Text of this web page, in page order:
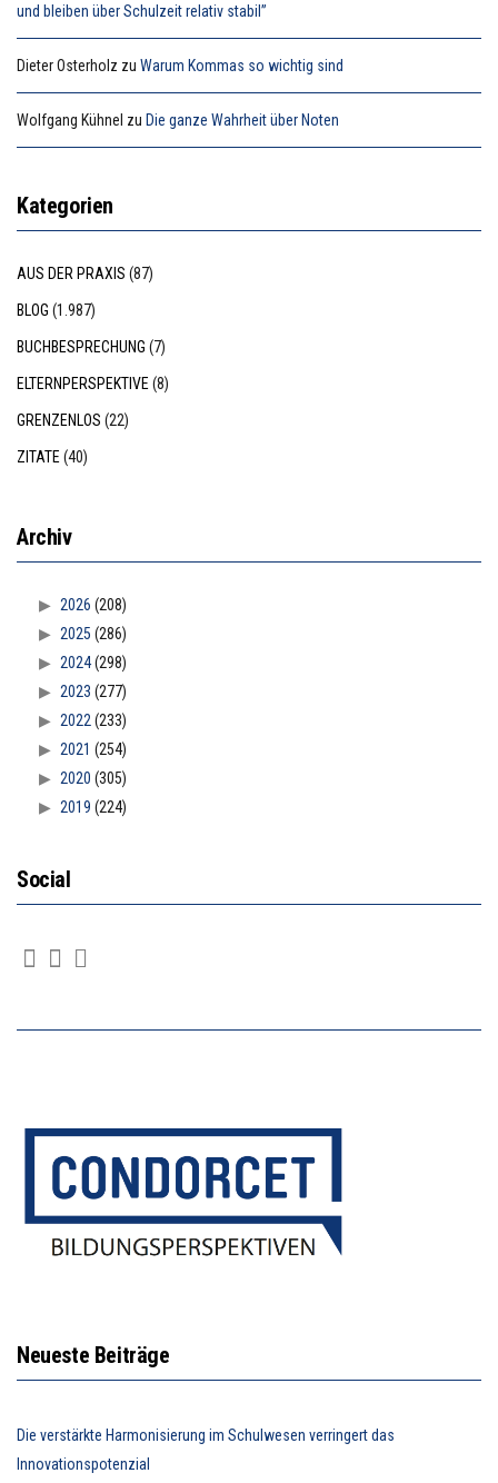
und bleiben über Schulzeit relativ stabil”
Dieter Osterholz zu Warum Kommas so wichtig sind
Wolfgang Kühnel zu Die ganze Wahrheit über Noten
Kategorien
AUS DER PRAXIS (87)
BLOG (1.987)
BUCHBESPRECHUNG (7)
ELTERNPERSPEKTIVE (8)
GRENZENLOS (22)
ZITATE (40)
Archiv
2026 (208)
2025 (286)
2024(298)
2023 (277)
2022 (233)
2021 (254)
2020 (305)
2019 (224)
Social
Neueste Beiträge
Die verstärkte Harmonisierung im Schulwesen verringert das
Innovationspotenzial